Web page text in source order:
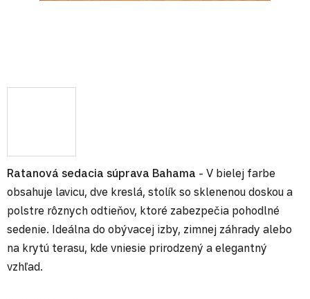
Ratanová sedacia súprava Bahama - V bielej farbe
obsahuje lavicu, dve kreslá, stolík so sklenenou doskou a
polstre rôznych odtieňov, ktoré zabezpečia pohodlné
sedenie. Ideálna do obývacej izby, zimnej záhrady alebo
na krytú terasu, kde vniesie prirodzený a elegantný
vzhľad.